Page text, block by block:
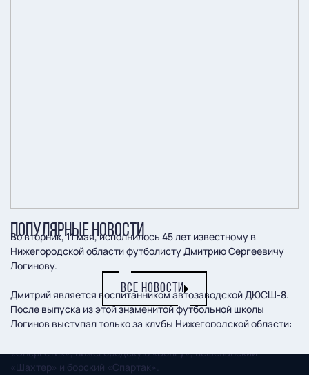
Во вторник, 11 мая, исполнилось 45 лет известному в
Нижегородской области футболисту Дмитрию Сергеевичу
Логинову.
Дмитрий является воспитанником автозаводской ДЮСШ-8.
После выпуска из этой знаменитой футбольной школы
Логинов выступал только за клубы Нижегородской области:
«Энергетик», нижегородскую «Волгу», пешеланский
«Шахтер» и борский «Спартак».
ПОПУЛЯРНЫЕ НОВОСТИ
ВСЕ НОВОСТИ